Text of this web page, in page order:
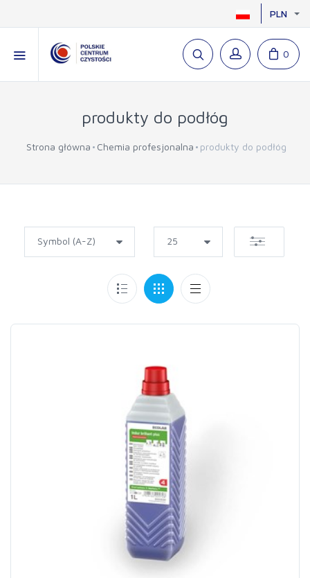
PLN
0
produkty do podłóg
Strona główna Chemia profesjonalna produkty do podłóg